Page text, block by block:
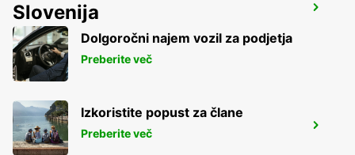
AMBERG
AMBERG - GERMANY
BAMBERG
BAMBERG - GERMANY
Slovenija
Dolgoročni najem vozil za podjetja
Preberite več
Izkoristite popust za člane
Preberite več